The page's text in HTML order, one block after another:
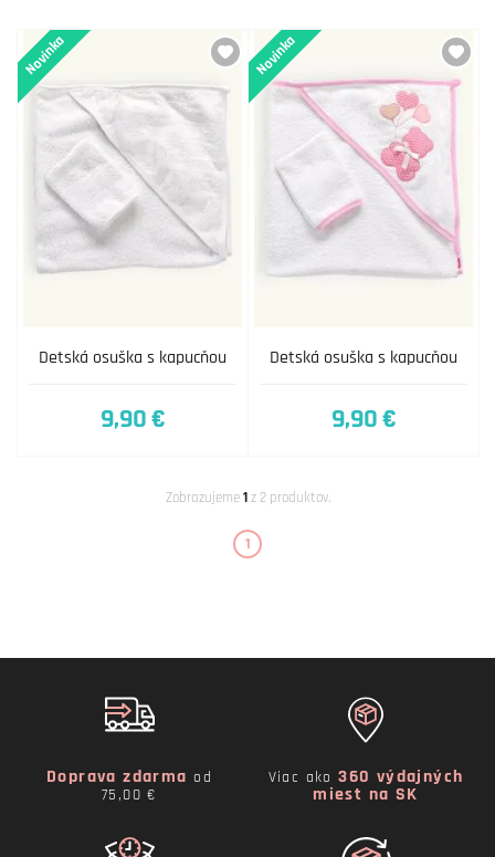
Detská osuška s kapucňou
Novinka
9,90 €
Detská osuška s kapucňou
Novinka
9,90 €
Zobrazujeme1z 2 produktov.
1
Doprava zdarma od
75,00 €
Viac ako360 výdajných
miest na SK